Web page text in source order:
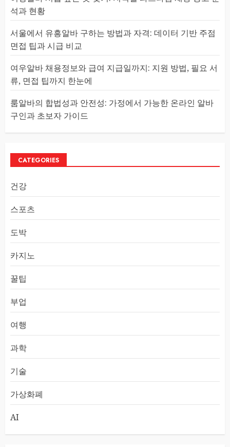
석과 현황
서울에서 유흥알바 구하는 방법과 자격: 데이터 기반 주점
면접 팁과 시급 비교
여우알바 채용정보와 급여 지급일까지: 지원 방법, 필요 서
류, 면접 팁까지 한눈에
룸알바의 합법성과 안전성: 가정에서 가능한 온라인 알바
구인과 초보자 가이드
CATEGORIES
건강
스포츠
도박
카지노
꿀팁
부업
여행
과학
기술
가상화폐
AI